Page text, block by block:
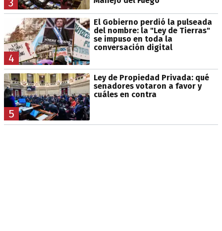
3
4
El Gobierno perdió la pulseada
del nombre: la "Ley de Tierras"
se impuso en toda la
conversación digital
5
Ley de Propiedad Privada: qué
senadores votaron a favor y
cuáles en contra